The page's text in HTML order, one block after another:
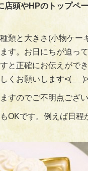
店頭やHPのトップペ
類と大きさ(小物ケー
す。お日にちが迫っ
と正確にお伝えがで
くお願いします<(_
すのでご不明点ござ
OKです。例えば日